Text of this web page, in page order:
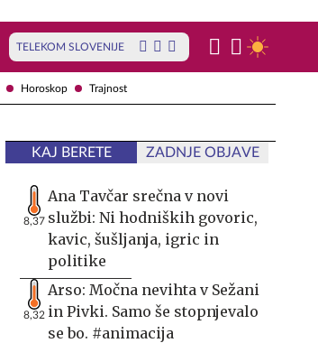
Horoskop Trajnost
TELEKOM SLOVENIJE
KAJ BERETE ZADNJE OBJAVE
8,37
Ana Tavčar srečna v novi
službi: Ni hodniških govoric,
kavic, šušljanja, igric in
politike
8,32
Arso: Močna nevihta v Sežani
in Pivki. Samo še stopnjevalo
se bo. #animacija